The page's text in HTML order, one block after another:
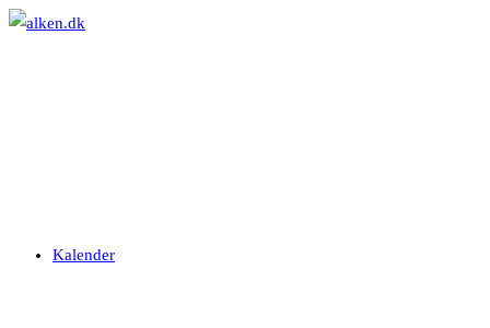
Skip
Kalender